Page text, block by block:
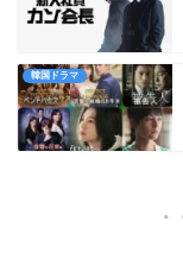
韓国ドラマ